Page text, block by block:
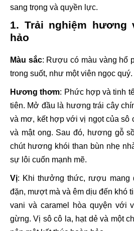
sang trọng và quyền lực.
1. Trải nghiệm hương
hảo
Màu sắc: Rượu có màu vàng hổ
trong suốt, như một viên ngọc quý.
Hương thơm: Phức hợp và tinh
tiên. Mở đầu là hương trái cây
và mơ, kết hợp với vị ngọt của sô
và mật ong. Sau đó, hương gỗ
chút hương khói than bùn nhẹ
sự lôi cuốn mạnh mẽ.
Vị: Khi thưởng thức, rượu mang
đặn, mượt mà và êm dịu đến khó
vani và caramel hòa quyện với
gừng. Vị sô cô la, hạt dẻ và một